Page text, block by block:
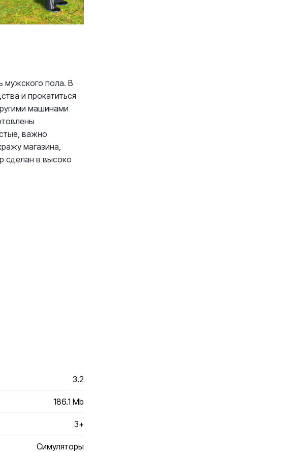
мужского пола. В
и прокатиться
машинами
важно
магазина,
сделан в высоко
3.2
186.1 Mb
3+
Симуляторы